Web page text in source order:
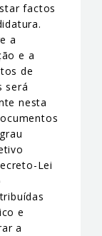
factos
a
e a
de
será
nesta
Lei
e
a